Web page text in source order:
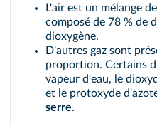
L'air est un mélange
composé de 78 % de
dioxygène.
D'autres gaz sont
proportion. Certains
vapeur d'eau, le
et le protoxyde
serre.